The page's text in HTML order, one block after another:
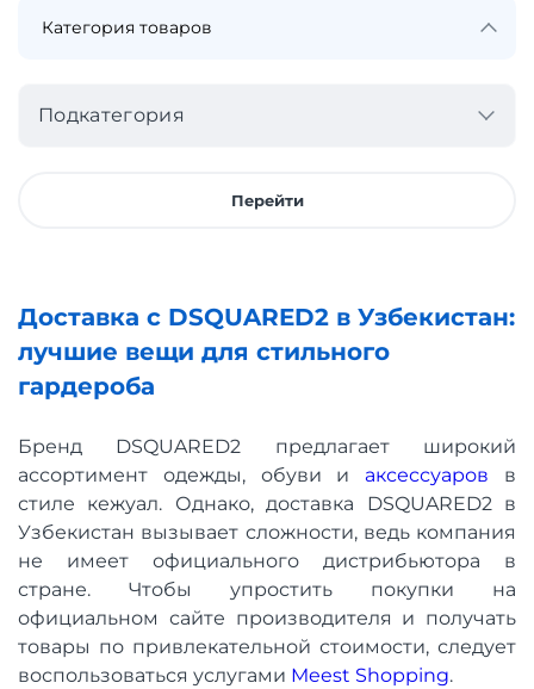
Подкатегория
Перейти
Доставка с DSQUARED2 в Узбекистан:
лучшие вещи для стильного
гардероба
Бренд DSQUARED2 предлагает широкий
ассортимент одежды, обуви иаксессуаров в
стиле кежуал. Однако, доставка DSQUARED2 в
Узбекистан вызывает сложности, ведь компания
не имеет официального дистрибьютора в
стране. Чтобы упростить покупки на
официальном сайте производителя и получать
товары по привлекательной стоимости, следует
воспользоваться услугами Meest Shopping.